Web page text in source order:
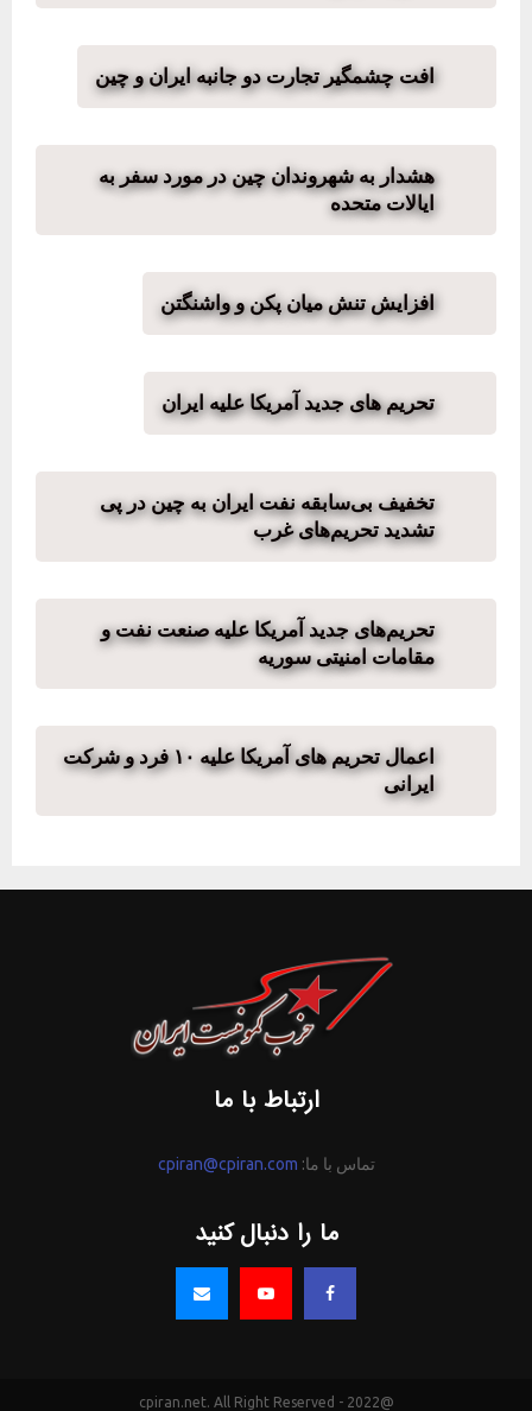
افت چشمگیر تجارت دو جانبه ایران و چین
هشدار به شهروندان چین در مورد سفر به
ایالات متحده
افزایش تنش میان پکن و واشنگتن
تحریم های جدید آمریکا علیه ایران
تخفیف بی‌سابقه نفت ایران به چین در پی
تشدید تحریم‌های غرب
تحریم‌های جدید آمریکا علیه صنعت نفت و
مقامات امنیتی سوریه
اعمال تحریم های آمریکا علیه ۱۰ فرد و شرکت
ایرانی
ارتباط با ما
تماس با ما: cpiran@cpiran.com
ما را دنبال کنید
@2022 - cpiran.net. All Right Reserved